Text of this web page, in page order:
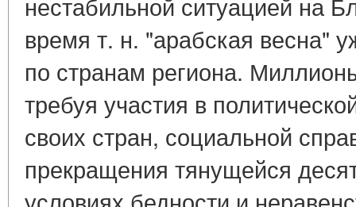
время т. н. "арабская весна"
по странам региона.
требуя участия в
своих стран, социальной
прекращения тянущейся